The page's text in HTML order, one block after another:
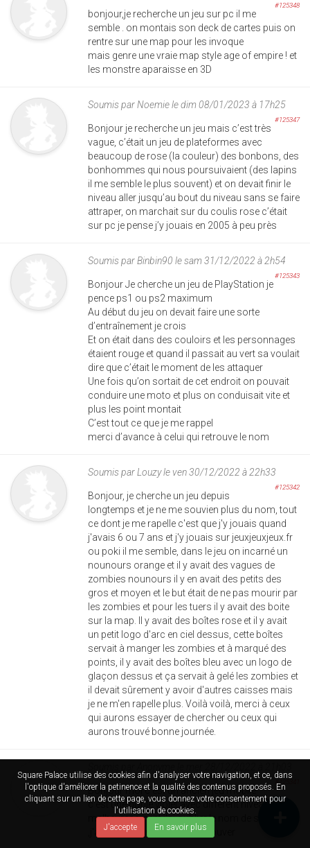
Square Palace utilise des cookies afin d'analyser votre navigation, et ce, dans
l'optique d'améliorer la petinence et la qualité des contenus proposés. En
cliquant sur un lien de cette page, vous donnez votre consentement pour
l'utilisation de cookies.
J'accepte
En savoir plus
#125348
bonjour,je recherche un jeu sur pc il me
semble . on montais son deck de cartes puis on
rentre sur une map pour les invoque
mais genre une vraie map style age of empire ! et
les monstre aparaisse en 3D
Soumis parNoemiele dim 08/01/2023 à 17h25
#125347
Bonjour je recherche un jeu mais c’est très
vague, c’était un jeu de plateformes avec
beaucoup de rose (la couleur) des bonbons, des
bonhommes qui nous poursuivaient (des lapins
il me semble le plus souvent) et on devait finir le
niveau aller jusqu’au bout du niveau sans se faire
attraper, on marchait sur du coulis rose c’était
sur pc je pense j’y jouais en 2005 à peu près
Soumis parBinbin90 le sam 31/12/2022 à 2h54
#125343
Bonjour Je cherche un jeu de PlayStation je
pence ps1 ou ps2 maximum
Au début du jeu on devait faire une sorte
d’entraînement je crois
Et on était dans des couloirs et les personnages
étaient rouge et quand il passait au vert sa voulait
dire que c’était le moment de les attaquer
Une fois qu’on sortait de cet endroit on pouvait
conduire une moto et plus on conduisait vite et
plus les point montait
C’est tout ce que je me rappel
merci d’avance à celui qui retrouve le nom
Soumis parLouzyle ven 30/12/2022 à 22h33
#125342
Bonjour, je cherche un jeu depuis
longtemps et je ne me souvien plus du nom, tout
ce dont je me rapelle c'est que j'y jouais quand
j'avais 6 ou 7 ans et j'y jouais sur jeuxjeuxjeux.fr
ou poki il me semble, dans le jeu on incarné un
nounours orange et il y avait des vagues de
zombies nounours il y en avait des petits des
gros et moyen et le but était de ne pas mourir par
les zombies et pour les tuers il y avait des boite
sur la map. Il y avait des boîtes rose et il y avait
un petit logo d'arc en ciel dessus, cette boîtes
servait à manger les zombies et à marqué des
points, il y avait des boîtes bleu avec un logo de
glaçon dessus et ça servait à gelé les zombies et
il devait sûrement y avoir d'autres caisses mais
je ne m'en rapelle plus. Voilà voilà, merci à ceux
qui aurons essayer de chercher ou ceux qui
aurons trouvé bonne journée.
Bonjour moi c'est un ancien jeu mobile
c'est une boule violet avec different niveau et
malheuresement j'ai oublier le nom de se jeu
,j'aimerai enormement le retrouver